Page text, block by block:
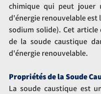
chimique qui peut jouer
d'énergie renouvelable est
sodium solide). Cet
de la soude caustique
d'énergie renouvelable.
Propriétés de la Soude
La soude caustique est